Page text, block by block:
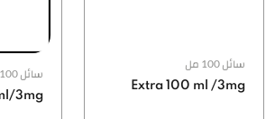
سائل 100 مل
Extra 100 ml /3mg
سائل 100 مل
3mg